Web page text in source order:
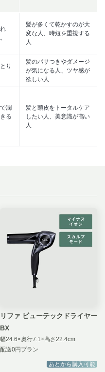
髪が多くて乾かすのが大
変な人、時短を重視する
人
り
髪のパサつきやダメージ
が気になる人、ツヤ感が
欲しい人
潤
る
髪と頭皮をトータルケア
したい人、美意識が高い
人
リファ ビューテックドライヤー
BX
幅24.6×奥行7.1×高さ22.4cm
配送0円プラン
あとから購入可能